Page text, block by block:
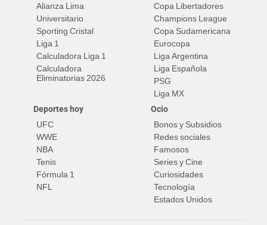
Alianza Lima
Universitario
Sporting Cristal
Liga 1
Calculadora Liga 1
Calculadora
Eliminatorias 2026
Copa Libertadores
Champions League
Copa Sudamericana
Eurocopa
Liga Argentina
Liga Española
PSG
Liga MX
Deportes hoy
UFC
WWE
NBA
Tenis
Fórmula 1
NFL
Ocio
Bonos y Subsidios
Redes sociales
Famosos
Series y Cine
Curiosidades
Tecnología
Estados Unidos